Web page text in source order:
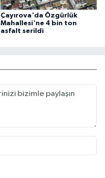
Çayırova'da Özgürlük
Mahallesi'ne 4 bin ton
asfalt serildi